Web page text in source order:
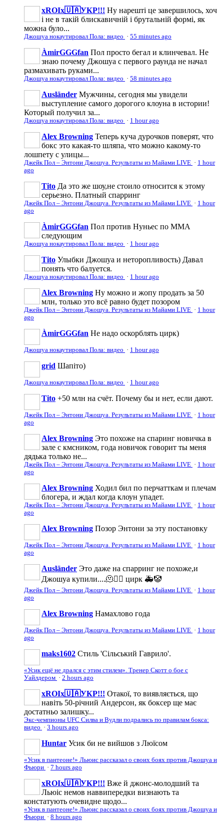
xROIx🇺🇦УКР!!! Ну нарешті це завершилось, хоч
і не в такій блискавичній і брутальній формі, як
можна було...
Джошуа нокаутировал Пола: видео · 55 minutes ago
ÀmirGGGfan Пол просто бегал и клинчевал. Не
знаю почему Джошуа с первого раунда не начал
размахивать руками...
Джошуа нокаутировал Пола: видео · 58 minutes ago
Ausländer Мужчины, сегодня мы увидели
выступление самого дорогого клоуна в истории!
Который получил за...
Джошуа нокаутировал Пола: видео · 1 hour ago
Alex Browning Теперь куча дурочков поверят, что
бокс это какая-то шляпа, что можно какому-то
лошпету с улицы...
Джейк Пол – Энтони Джошуа. Результаты из Майами LIVE · 1 hour
ago
Tito Да это же шоу,не стоило относится к этому
серьезно. Платный спарринг
Джейк Пол – Энтони Джошуа. Результаты из Майами LIVE · 1 hour
ago
ÀmirGGGfan Пол против Нуньес по ММА
следующим
Джошуа нокаутировал Пола: видео · 1 hour ago
Tito Улыбки Джошуа и неторопливость) Давал
понять что балуется.
Джошуа нокаутировал Пола: видео · 1 hour ago
Alex Browning Ну можно и жопу продать за 50
млн, только это всё равно будет позором
Джейк Пол – Энтони Джошуа. Результаты из Майами LIVE · 1 hour
ago
ÀmirGGGfan Не надо оскорблять цирк)
Джошуа нокаутировал Пола: видео · 1 hour ago
grid Шапіто)
Джошуа нокаутировал Пола: видео · 1 hour ago
Tito +50 млн на счёт. Почему бы и нет, если дают.
Джейк Пол – Энтони Джошуа. Результаты из Майами LIVE · 1 hour
ago
Alex Browning Это похоже на спаринг новичка в
зале с кмсником, года новичок говорит ты меня
дядька только не...
Джейк Пол – Энтони Джошуа. Результаты из Майами LIVE · 1 hour
ago
Alex Browning Ходил бил по перчатткам и плечам
блогера, и ждал когда клоун упадет.
Джейк Пол – Энтони Джошуа. Результаты из Майами LIVE · 1 hour
ago
Alex Browning Позор Энтони за эту постановку
Джейк Пол – Энтони Джошуа. Результаты из Майами LIVE · 1 hour
ago
Ausländer Это даже на спарринг не похоже,и
Джошуа купили....🫠🤦‍♀️ цирк 🚑🤡
Джейк Пол – Энтони Джошуа. Результаты из Майами LIVE · 1 hour
ago
Alex Browning Намахлово года
Джейк Пол – Энтони Джошуа. Результаты из Майами LIVE · 1 hour
ago
maks1602 Стиль 'Сільський Гаврило'.
«Усик ещё не дрался с этим стилем». Тренер Скотт о бое с
Уайлдером · 2 hours ago
xROIx🇺🇦УКР!!! Отакої, то виявляється, що
навіть 50-річний Андерсон, як боксер ще має
достатньо залишку...
Экс-чемпионы UFC Силва и Вудли подрались по правилам бокса:
видео · 3 hours ago
Huntar Усик би не вийшов з Люїсом
«Усик в пантеоне!» Льюис рассказал о своих боях против Джошуа и
Фьюри · 7 hours ago
xROIx🇺🇦УКР!!! Вже й джонс-молодший та
Льюіс немов наввипередки визнають та
констатують очевидне щодо...
«Усик в пантеоне!» Льюис рассказал о своих боях против Джошуа и
Фьюри · 8 hours ago